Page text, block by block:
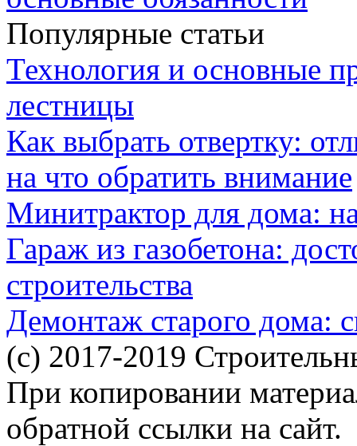
Популярные статьи
Технология и основные
лестницы
Как выбрать отвертку:
на что обратить внимание
Минитрактор для дома:
Гараж из газобетона:
строительства
Демонтаж старого дома:
(c) 2017-2019
При копировании
обратной ссылки на сайт.